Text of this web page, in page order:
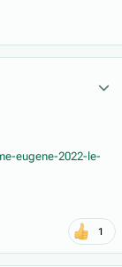
eugene-2022-le-
1